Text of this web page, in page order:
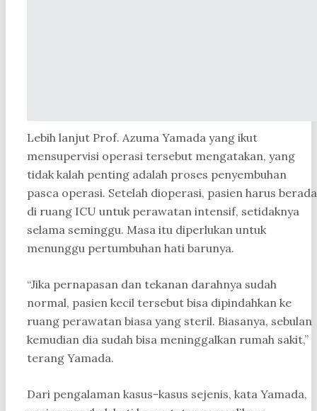
Lebih lanjut Prof. Azuma Yamada yang ikut
mensupervisi operasi tersebut mengatakan, yang
tidak kalah penting adalah proses penyembuhan
pasca operasi. Setelah dioperasi, pasien harus berada
di ruang ICU untuk perawatan intensif, setidaknya
selama seminggu. Masa itu diperlukan untuk
menunggu pertumbuhan hati barunya.
“Jika pernapasan dan tekanan darahnya sudah
normal, pasien kecil tersebut bisa dipindahkan ke
ruang perawatan biasa yang steril. Biasanya, sebulan
kemudian dia sudah bisa meninggalkan rumah sakit,”
terang Yamada.
Dari pengalaman kasus-kasus sejenis, kata Yamada,